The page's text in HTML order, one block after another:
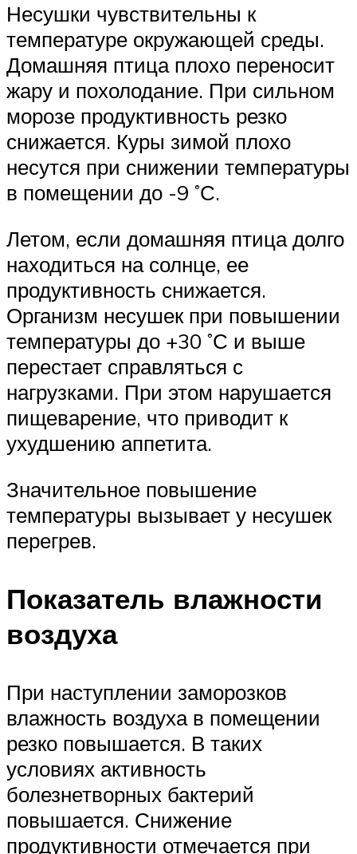
Несушки чувствительны к
температуре окружающей среды.
Домашняя птица плохо переносит
жару и похолодание. При сильном
морозе продуктивность резко
снижается. Куры зимой плохо
несутся при снижении температуры
в помещении до -9 ˚С.
Летом, если домашняя птица долго
находиться на солнце, ее
продуктивность снижается.
Организм несушек при повышении
температуры до +30 ˚С и выше
перестает справляться с
нагрузками. При этом нарушается
пищеварение, что приводит к
ухудшению аппетита.
Значительное повышение
температуры вызывает у несушек
перегрев.
Показатель влажности
воздуха
При наступлении заморозков
влажность воздуха в помещении
резко повышается. В таких
условиях активность
болезнетворных бактерий
повышается. Снижение
продуктивности отмечается при